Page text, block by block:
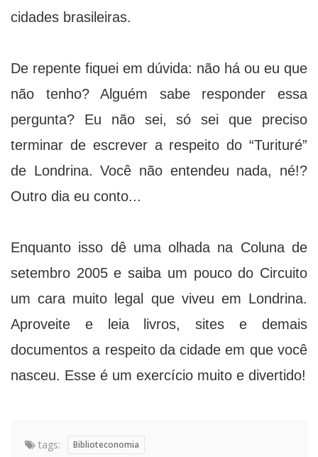
cidades brasileiras.
De repente fiquei em dúvida: não há ou eu que
não tenho? Alguém sabe responder essa
pergunta? Eu não sei, só sei que preciso
terminar de escrever a respeito do “Turituré”
de Londrina. Você não entendeu nada, né!?
Outro dia eu conto...
Enquanto isso dê uma olhada na Coluna de
setembro 2005 e saiba um pouco do Circuito
um cara muito legal que viveu em Londrina.
Aproveite e leia livros, sites e demais
documentos a respeito da cidade em que você
nasceu. Esse é um exercício muito e divertido!
tags: Biblioteconomia